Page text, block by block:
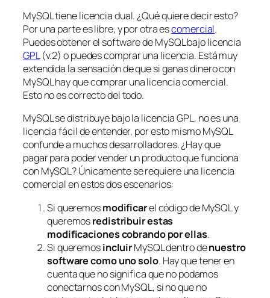
MySQL tiene licencia dual. ¿Qué quiere decir esto?
Por una parte es libre, y por otra escomercial.
Puedes obtener el software de MySQL bajo licencia
GPL(v.2) o puedes comprar una licencia. Está muy
extendida la sensación de que si ganas dinero con
MySQL hay que comprar una licencia comercial.
Esto no es correcto del todo.
MySQL se distribuye bajo la licencia GPL, no es una
licencia fácil de entender, por esto mismo MySQL
confunde a muchos desarrolladores. ¿Hay que
pagar para poder vender un producto que funciona
con MySQL? Únicamente se requiere una licencia
comercial en estos dos escenarios:
Si queremosmodificarel código de MySQL y
queremosredistribuir estas
modificaciones cobrando por ellas.
Si queremosincluirMySQL dentro denuestro
software como uno solo. Hay que tener en
cuenta que no significa que no podamos
conectarnos con MySQL, si no que no